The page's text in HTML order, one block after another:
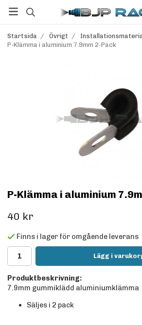
Startsida / Övrigt /
P-Klämma i aluminium 7.9mm 2-Pack
P-Klämma i aluminium
40 kr
Finns i lager för omgående leverans
Lägg i
Produktbeskrivning:
7.9mm gummiklädd aluminiumklämma
Säljes i 2 pack